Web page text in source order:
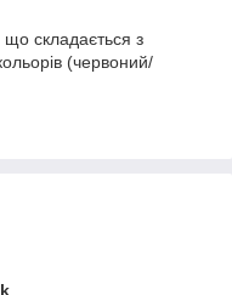
складається з
(червоний/